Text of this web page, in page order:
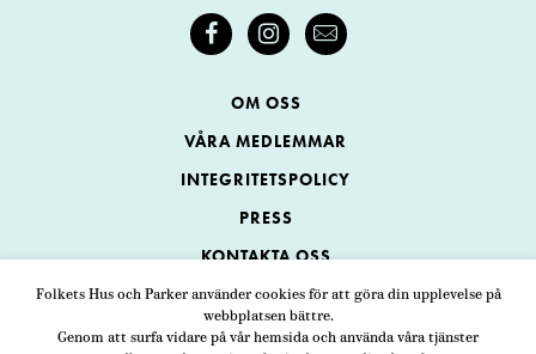
Folkets Hus och Parker använder cookies för att göra din upplevelse på
webbplatsen bättre.
Genom att surfa vidare på vår hemsida och använda våra tjänster
OM OSS
VÅRA MEDLEMMAR
INTEGRITETSPOLICY
PRESS
KONTAKTA OSS
Folkets Hus och Parker